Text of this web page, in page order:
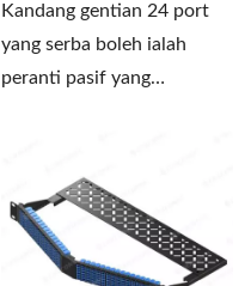
Kandang gentian 24 port
yang serba boleh ialah
peranti pasif yang